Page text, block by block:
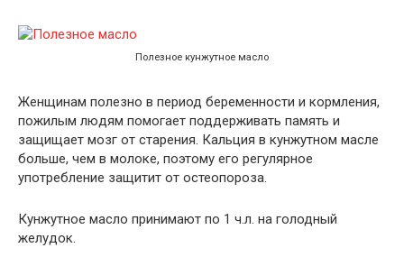
Полезное кунжутное масло
Женщинам полезно в период беременности и кормления,
пожилым людям помогает поддерживать память и
защищает мозг от старения. Кальция в кунжутном масле
больше, чем в молоке, поэтому его регулярное
употребление защитит от остеопороза.
Кунжутное масло принимают по 1 ч.л. на голодный
желудок.